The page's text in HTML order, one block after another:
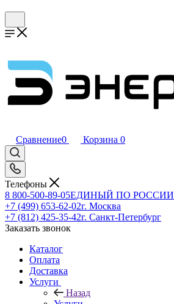
Сравнение0 Корзина 0
Телефоны
8 800-500-89-05ЕДИНЫЙ ПО РОССИИ
+7 (499) 653-62-02г. Москва
+7 (812) 425-35-42г. Санкт-Петербург
Заказать звонок
Каталог
Оплата
Доставка
Услуги
Назад